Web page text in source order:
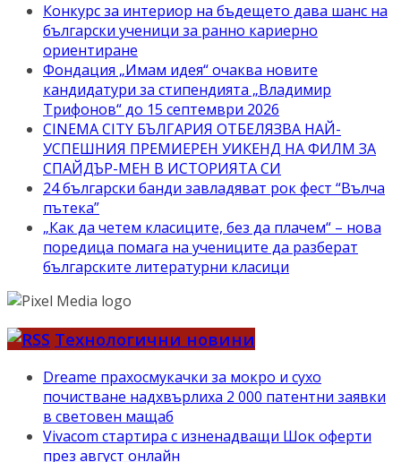
Конкурс за интериор на бъдещето дава шанс на
български ученици за ранно кариерно
ориентиране
Фондация „Имам идея“ очаква новите
кандидатури за стипендията „Владимир
Трифонов“ до 15 септември 2026
CINEMA CITY БЪЛГАРИЯ ОТБЕЛЯЗВА НАЙ-
УСПЕШНИЯ ПРЕМИЕРЕН УИКЕНД НА ФИЛМ ЗА
СПАЙДЪР-МЕН В ИСТОРИЯТА СИ
24 български банди завладяват рок фест “Вълча
пътека”
„Как да четем класиците, без да плачем“ – нова
поредица помага на учениците да разберат
българските литературни класици
Технологични новини
Dreame прахосмукачки за мокро и сухо
почистване надхвърлиха 2 000 патентни заявки
в световен мащаб
Vivacom стартира с изненадващи Шок оферти
през август онлайн